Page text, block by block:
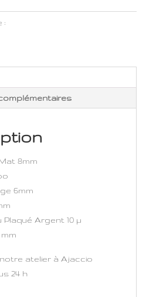
:
8mm
6mm
Plaqué Argent 10 µ
atelier à Ajaccio
24 h